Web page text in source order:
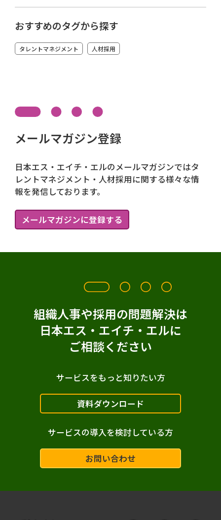
おすすめのタグから探す
タレントマネジメント 人材採用
メールマガジン登録
日本エス・エイチ・エルのメールマガジンではタ
レントマネジメント・人材採用に関する様々な情
報を発信しております。
メールマガジンに登録する
組織人事や採用の問題解決は
日本エス・エイチ・エルに
ご相談ください
サービスをもっと知りたい方
資料ダウンロード
サービスの導入を検討している方
お問い合わせ